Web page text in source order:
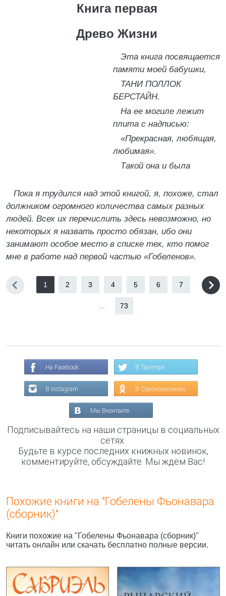
Книга первая
Древо Жизни
Эта книга посвящается
памяти моей бабушки,
ТАНИ ПОЛЛОК
БЕРСТАЙН.
На ее могиле лежит
плита с надписью:
«Прекрасная, любящая,
любимая».
Такой она и была
Пока я трудился над этой книгой, я, похоже, стал
должником огромного количества самых разных
людей. Всех их перечислить здесь невозможно, но
некоторых я назвать просто обязан, ибо они
занимают особое место в списке тех, кто помог
мне в работе над первой частью «Гобеленов».
1 2 3 4 5 6 7
73
На Facebook В Твиттере
В Instagram В Одноклассниках
Мы Вконтакте
Подписывайтесь на наши страницы в социальных
сетях.
Будьте в курсе последних книжных новинок,
комментируйте, обсуждайте. Мы ждём Вас!
Похожие книги на "Гобелены Фьонавара
(сборник)"
Книги похожие на "Гобелены Фьонавара (сборник)"
читать онлайн или скачать бесплатно полные версии.